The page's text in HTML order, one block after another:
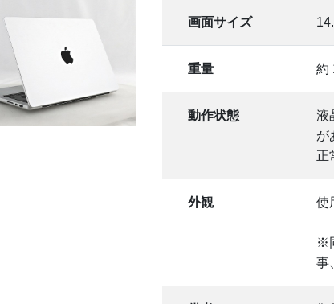
画面サイズ
重量 約
動作状態
液
が
正
外観 使
※
事